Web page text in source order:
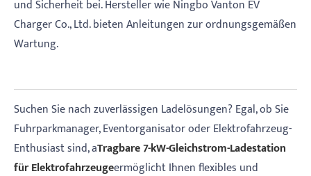
und Sicherheit bei. Hersteller wie Ningbo Vanton EV
Charger Co., Ltd. bieten Anleitungen zur ordnungsgemäßen
Wartung.
Suchen Sie nach zuverlässigen Ladelösungen? Egal, ob Sie
Fuhrparkmanager, Eventorganisator oder Elektrofahrzeug-
Enthusiast sind, aTragbare 7-kW-Gleichstrom-Ladestation
für Elektrofahrzeugeermöglicht Ihnen flexibles und